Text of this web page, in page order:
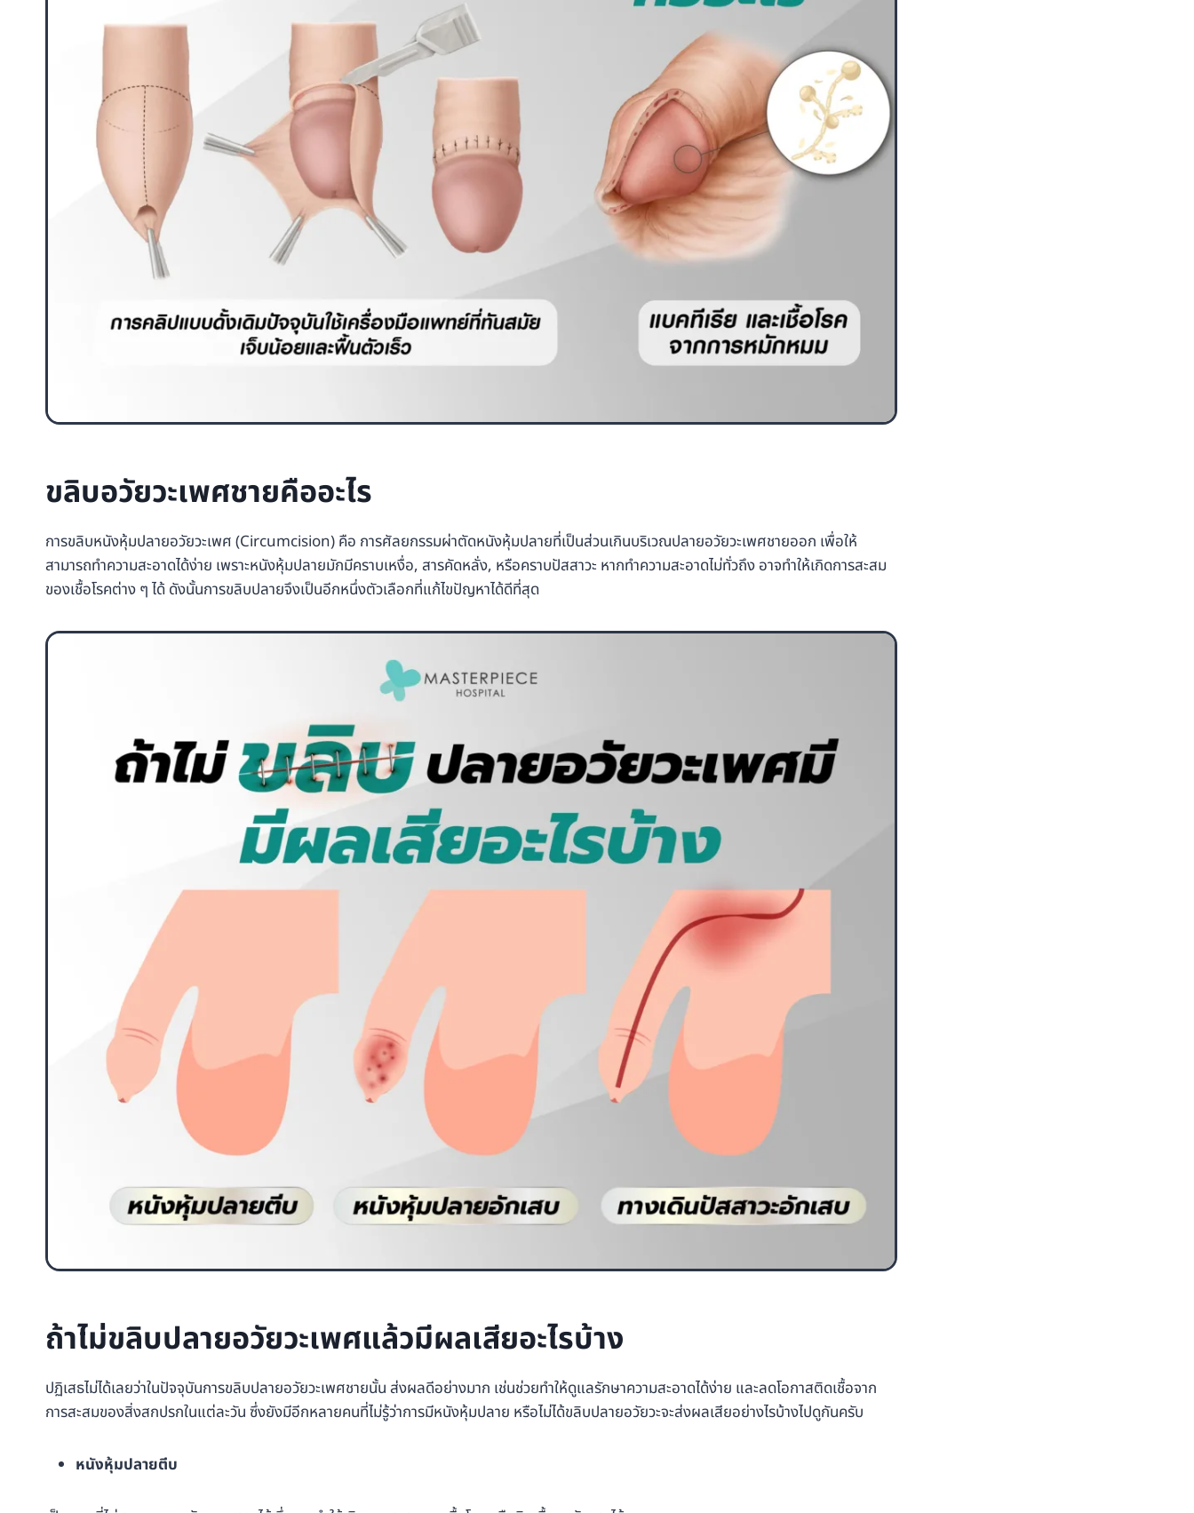
ขลิบอวัยวะเพศชายคืออะไร
การขลิบหนังหุ้มปลายอวัยวะเพศ (Circumcision) คือ การศัลยกรรมผ่าตัดหนังหุ้มปลายที่เป็นส่วนเกินบริเวณปลายอวัยวะเพศชายออก เพื่อให้
สามารถทำความสะอาดได้ง่าย เพราะหนังหุ้มปลายมักมีคราบเหงื่อ, สารคัดหลั่ง, หรือคราบปัสสาวะ หากทำความสะอาดไม่ทั่วถึง อาจทำให้เกิดการสะสม
ของเชื้อโรคต่าง ๆ ได้ ดังนั้นการขลิบปลายจึงเป็นอีกหนึ่งตัวเลือกที่แก้ไขปัญหาได้ดีที่สุด
ถ้าไม่ขลิบปลายอวัยวะเพศแล้วมีผลเสียอะไรบ้าง
ปฏิเสธไม่ได้เลยว่าในปัจจุบันการขลิบปลายอวัยวะเพศชายนั้น ส่งผลดีอย่างมาก เช่นช่วยทำให้ดูแลรักษาความสะอาดได้ง่าย และลดโอกาสติดเชื้อจาก
การสะสมของสิ่งสกปรกในแต่ละวัน ซึ่งยังมีอีกหลายคนที่ไม่รู้ว่าการมีหนังหุ้มปลาย หรือไม่ได้ขลิบปลายอวัยวะจะส่งผลเสียอย่างไรบ้างไปดูกันครับ
หนังหุ้มปลายตีบ